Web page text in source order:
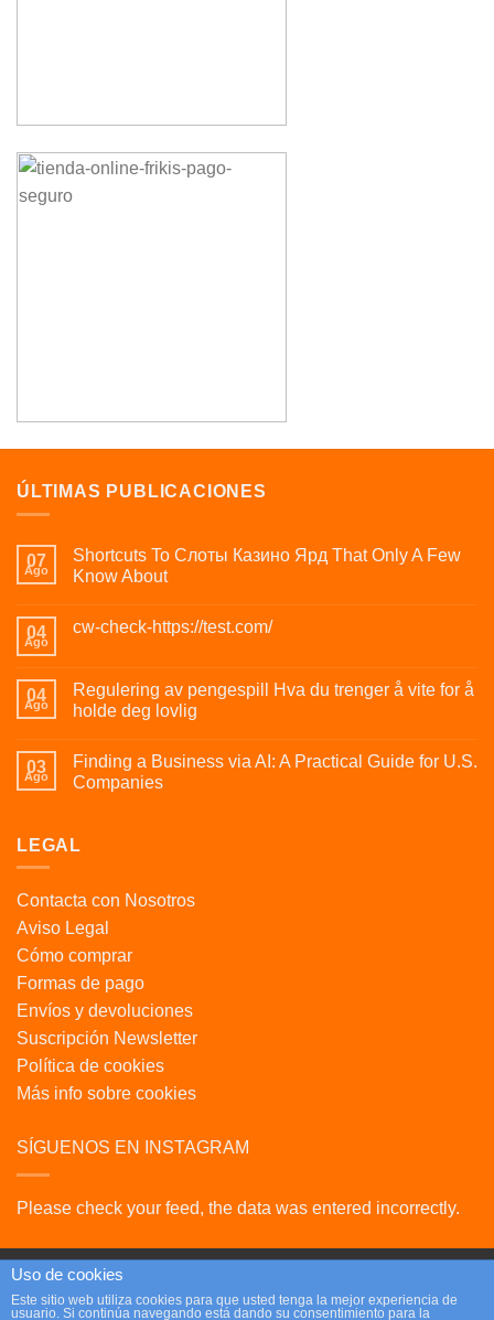
ÚLTIMAS PUBLICACIONES
07
Ago
Shortcuts To Слоты Казино Ярд That Only A Few
Know About
04
Ago
cw-check-https://test.com/
04
Ago
Regulering av pengespill Hva du trenger å vite for å
holde deg lovlig
03
Ago
Finding a Business via AI: A Practical Guide for U.S.
Companies
LEGAL
Contacta con Nosotros
Aviso Legal
Cómo comprar
Formas de pago
Envíos y devoluciones
Suscripción Newsletter
Política de cookies
Más info sobre cookies
SÍGUENOS EN INSTAGRAM
Please check your feed, the data was entered incorrectly.
Uso de cookies
Este sitio web utiliza cookies para que usted tenga la mejor experiencia de
usuario. Si continúa navegando está dando su consentimiento para la